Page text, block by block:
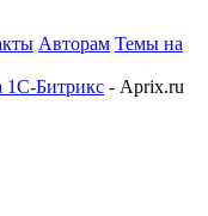
Авторам Темы на
1С-Битрикс - Aprix.ru